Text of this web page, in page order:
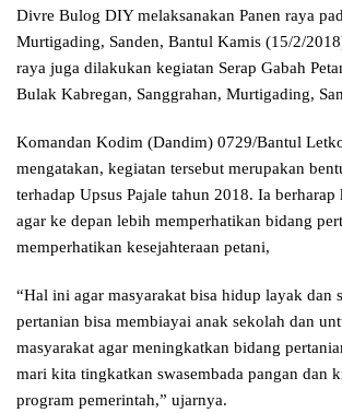
Divre Bulog DIY melaksanakan Panen raya
Murtigading, Sanden, Bantul Kamis (15/2/
raya juga dilakukan kegiatan Serap Gabah
Bulak Kabregan, Sanggrahan, Murtigading,
Komandan Kodim (Dandim) 0729/Bantul
mengatakan, kegiatan tersebut merupakan
terhadap Upsus Pajale tahun 2018. Ia berharap
agar ke depan lebih memperhatikan bidang
memperhatikan kesejahteraan petani,
“Hal ini agar masyarakat bisa hidup layak dan
pertanian bisa membiayai anak sekolah dan
masyarakat agar meningkatkan bidang
mari kita tingkatkan swasembada pangan dan
program pemerintah,” ujarnya.